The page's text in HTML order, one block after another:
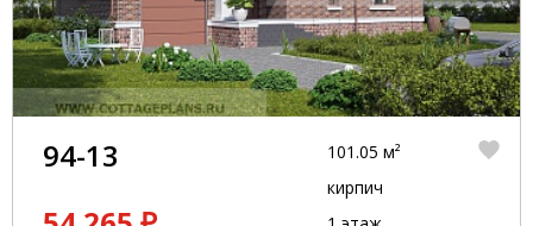
94-13
101.05 м²
кирпич